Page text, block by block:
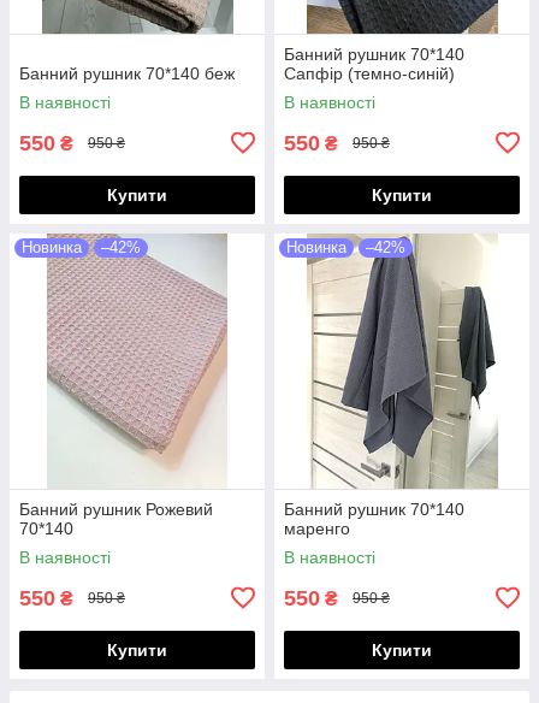
Банний рушник 70*140 беж
В наявності
550 ₴ 950 ₴
Купити
Банний рушник 70*140
Сапфір (темно-синій)
В наявності
550 ₴ 950 ₴
Купити
Новинка –42%
Банний рушник Рожевий
70*140
В наявності
550 ₴ 950 ₴
Купити
Новинка –42%
Банний рушник 70*140
маренго
В наявності
550 ₴ 950 ₴
Купити